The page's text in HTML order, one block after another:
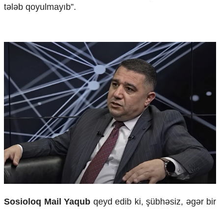
tələb qoyulmayıb”.
Sosioloq Mail Yaqub qeyd edib ki, şübhəsiz, əgər bir